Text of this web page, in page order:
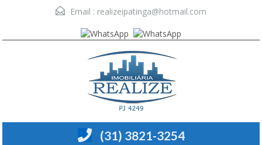
Email : realizeipatinga@hotmail.com
(31) 3821-3254